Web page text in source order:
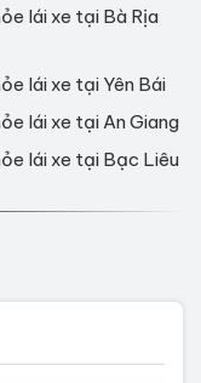
lái xe tại Bà Rịa
lái xe tại Yên Bái
lái xe tại An Giang
lái xe tại Bạc Liêu